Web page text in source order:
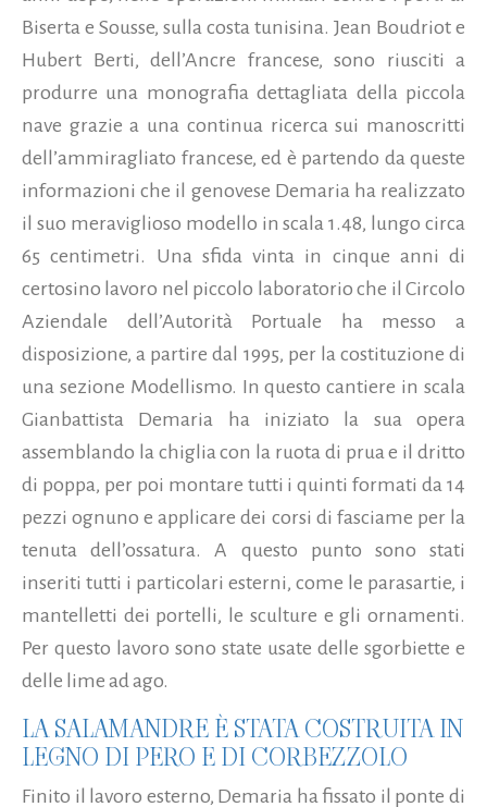
Biserta e Sousse, sulla costa tunisina. Jean Boudriot e
Hubert Berti, dell’Ancre francese, sono riusciti a
produrre una monografia dettagliata della piccola
nave grazie a una continua ricerca sui manoscritti
dell’ammiragliato francese, ed è partendo da queste
informazioni che il genovese Demaria ha realizzato
il suo meraviglioso modello in scala 1.48, lungo circa
65 centimetri. Una sfida vinta in cinque anni di
certosino lavoro nel piccolo laboratorio che il Circolo
Aziendale dell’Autorità Portuale ha messo a
disposizione, a partire dal 1995, per la costituzione di
una sezione Modellismo. In questo cantiere in scala
Gianbattista Demaria ha iniziato la sua opera
assemblando la chiglia con la ruota di prua e il dritto
di poppa, per poi montare tutti i quinti formati da 14
pezzi ognuno e applicare dei corsi di fasciame per la
tenuta dell’ossatura. A questo punto sono stati
inseriti tutti i particolari esterni, come le parasartie, i
mantelletti dei portelli, le sculture e gli ornamenti.
Per questo lavoro sono state usate delle sgorbiette e
delle lime ad ago.
LA SALAMANDRE È STATA COSTRUITA IN
LEGNO DI PERO E DI CORBEZZOLO
Finito il lavoro esterno, Demaria ha fissato il ponte di